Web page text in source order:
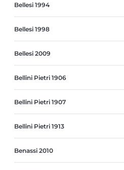
Bellesi 1994
Bellesi 1998
Bellesi 2009
Bellini Pietri 1906
Bellini Pietri 1907
Bellini Pietri 1913
Benassi 2010